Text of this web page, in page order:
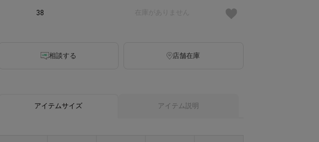
38
相談する 店舗在庫
アイテムサイズ アイテム説明